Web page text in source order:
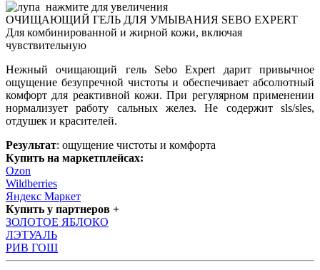
нажмите для увеличения
ОЧИЩАЮЩИЙ ГЕЛЬ ДЛЯ УМЫВАНИЯ SEBO EXPERT
Для комбинированной и жирной кожи, включая
чувствительную
Нежный очищающий гель Sebo Expert дарит привычное
ощущение безупречной чистоты и обеспечивает абсолютный
комфорт для реактивной кожи. При регулярном применении
нормализует работу сальных желез. Не содержит sls/sles,
отдушек и красителей.
Результат: ощущение чистоты и комфорта
Купить на маркетплейсах:
Ozon
Wildberries
Яндекс Маркет
Купить у партнеров +
ЗОЛОТОЕ ЯБЛОКО
ЛЭТУАЛЬ
РИВ ГОШ